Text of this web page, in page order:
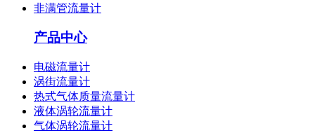
非满管流量计
产品中心
电磁流量计
涡街流量计
热式气体质量流量计
液体涡轮流量计
气体涡轮流量计